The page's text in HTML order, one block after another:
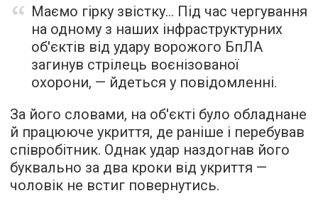
Маємо гірку звістку… Під час чергування
на одному з наших інфраструктурних
об'єктів від удару ворожого БпЛА
загинув стрілець воєнізованої
охорони, — йдеться у повідомленні.
За його словами, на об'єкті було обладнане
й працююче укриття, де раніше і перебував
співробітник. Однак удар наздогнав його
буквально за два кроки від укриття —
чоловік не встиг повернутись.